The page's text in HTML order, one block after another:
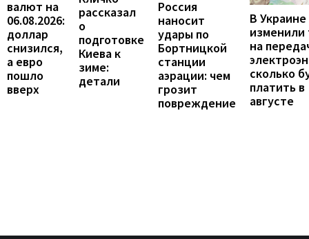
валют на
06.08.2026:
доллар
снизился,
а евро
пошло
вверх
рассказал
о
подготовке
Киева к
зиме:
детали
Россия
наносит
удары по
Бортницкой
станции
аэрации: чем
грозит
повреждение
В Украине
на
сколько
платить в
августе